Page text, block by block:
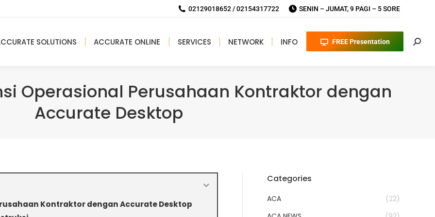
02129018652 / 02154317722 SENIN – JUMAT, 9 PAGI – 5 SORE
SOLUTIONS ACCURATE ONLINE SERVICES NETWORK INFO FREE Presentation
Operasional Perusahaan Kontraktor dengan
Accurate Desktop
Kontraktor dengan Accurate Desktop
Categories
ACA
(22)